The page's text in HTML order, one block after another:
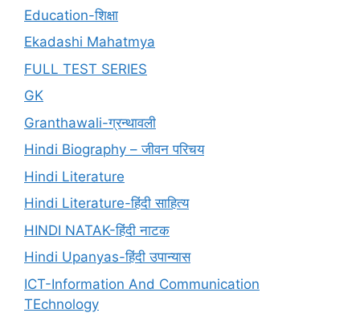
Education-शिक्षा
Ekadashi Mahatmya
FULL TEST SERIES
GK
Granthawali-ग्रन्थावली
Hindi Biography – जीवन परिचय
Hindi Literature
Hindi Literature-हिंदी साहित्य
HINDI NATAK-हिंदी नाटक
Hindi Upanyas-हिंदी उपान्यास
ICT-Information And Communication
TEchnology